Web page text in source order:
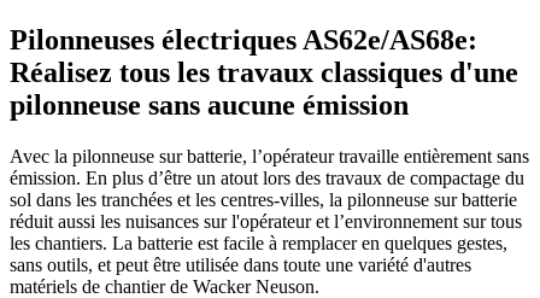
Pilonneuses électriques AS62e/AS68e:
Réalisez tous les travaux classiques d'une
pilonneuse sans aucune émission
Avec la pilonneuse sur batterie, l’opérateur travaille entièrement sans
émission. En plus d’être un atout lors des travaux de compactage du
sol dans les tranchées et les centres-villes, la pilonneuse sur batterie
réduit aussi les nuisances sur l'opérateur et l’environnement sur tous
les chantiers. La batterie est facile à remplacer en quelques gestes,
sans outils, et peut être utilisée dans toute une variété d'autres
matériels de chantier de Wacker Neuson.